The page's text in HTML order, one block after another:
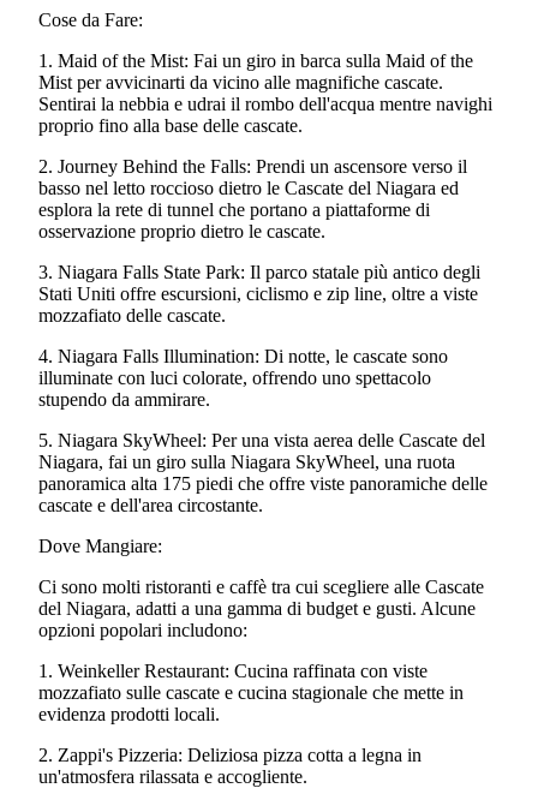
Cose da Fare:
1. Maid of the Mist: Fai un giro in barca sulla Maid of the
Mist per avvicinarti da vicino alle magnifiche cascate.
Sentirai la nebbia e udrai il rombo dell'acqua mentre navighi
proprio fino alla base delle cascate.
2. Journey Behind the Falls: Prendi un ascensore verso il
basso nel letto roccioso dietro le Cascate del Niagara ed
esplora la rete di tunnel che portano a piattaforme di
osservazione proprio dietro le cascate.
3. Niagara Falls State Park: Il parco statale più antico degli
Stati Uniti offre escursioni, ciclismo e zip line, oltre a viste
mozzafiato delle cascate.
4. Niagara Falls Illumination: Di notte, le cascate sono
illuminate con luci colorate, offrendo uno spettacolo
stupendo da ammirare.
5. Niagara SkyWheel: Per una vista aerea delle Cascate del
Niagara, fai un giro sulla Niagara SkyWheel, una ruota
panoramica alta 175 piedi che offre viste panoramiche delle
cascate e dell'area circostante.
Dove Mangiare:
Ci sono molti ristoranti e caffè tra cui scegliere alle Cascate
del Niagara, adatti a una gamma di budget e gusti. Alcune
opzioni popolari includono:
1. Weinkeller Restaurant: Cucina raffinata con viste
mozzafiato sulle cascate e cucina stagionale che mette in
evidenza prodotti locali.
2. Zappi's Pizzeria: Deliziosa pizza cotta a legna in
un'atmosfera rilassata e accogliente.